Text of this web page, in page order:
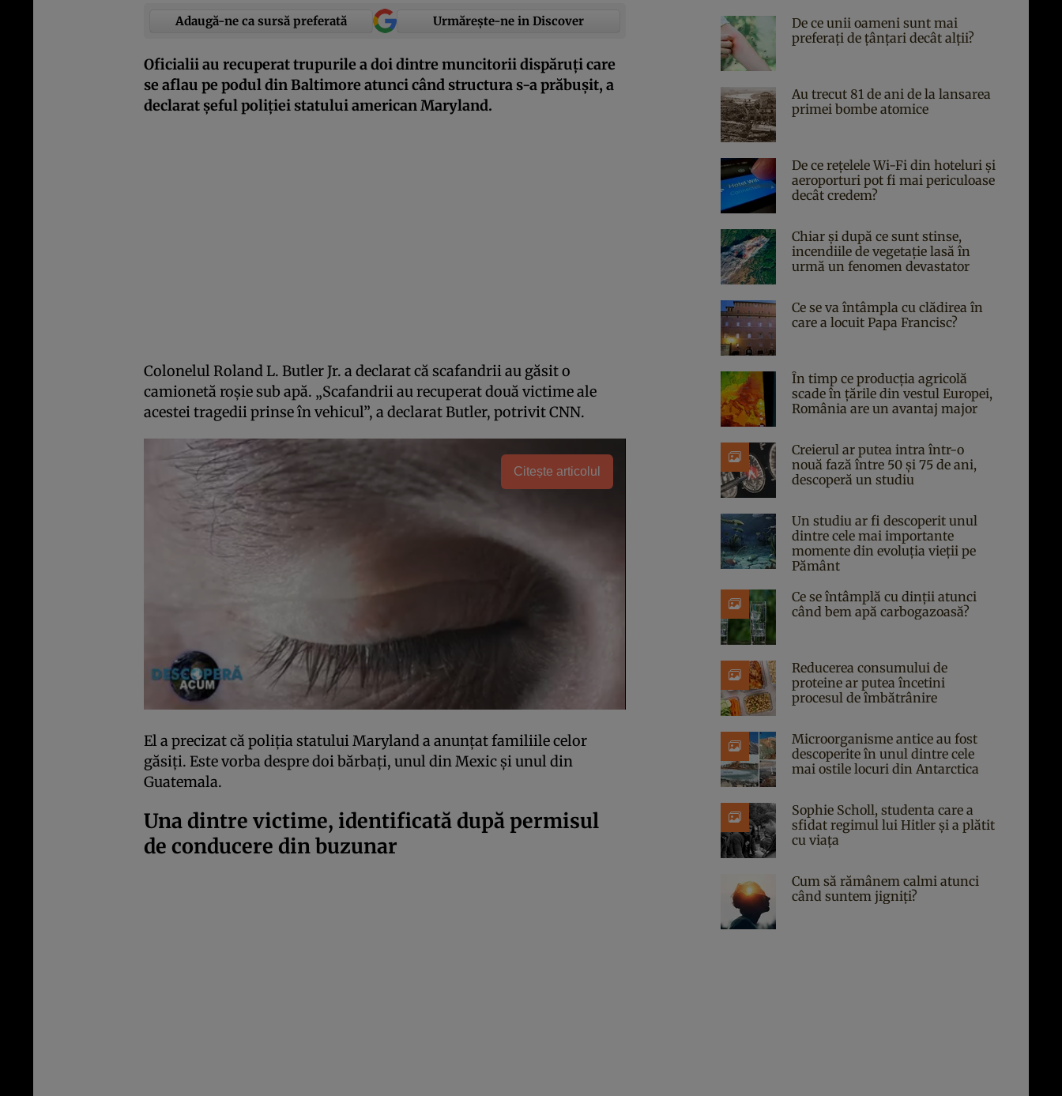
Adaugă-ne ca sursă preferată Urmărește-ne in Discover
Oficialii au recuperat trupurile a doi dintre muncitorii dispăruți care
se aflau pe podul din Baltimore atunci când structura s-a prăbușit, a
declarat șeful poliției statului american Maryland.
Colonelul Roland L. Butler Jr. a declarat că scafandrii au găsit o
camionetă roșie sub apă. „Scafandrii au recuperat două victime ale
acestei tragedii prinse în vehicul”, a declarat Butler, potrivit CNN.
Citește articolul
El a precizat că poliția statului Maryland a anunțat familiile celor
găsiți. Este vorba despre doi bărbați, unul din Mexic și unul din
Guatemala.
Una dintre victime, identificată după permisul
de conducere din buzunar
De ce unii oameni sunt mai
preferați de țânțari decât alții?
Au trecut 81 de ani de la lansarea
primei bombe atomice
De ce rețelele Wi-Fi din hoteluri și
aeroporturi pot fi mai periculoase
decât credem?
Chiar și după ce sunt stinse,
incendiile de vegetație lasă în
urmă un fenomen devastator
Ce se va întâmpla cu clădirea în
care a locuit Papa Francisc?
În timp ce producția agricolă
scade în țările din vestul Europei,
România are un avantaj major
Creierul ar putea intra într-o
nouă fază între 50 și 75 de ani,
descoperă un studiu
Un studiu ar fi descoperit unul
dintre cele mai importante
momente din evoluția vieții pe
Pământ
Ce se întâmplă cu dinții atunci
când bem apă carbogazoasă?
Reducerea consumului de
proteine ar putea încetini
procesul de îmbătrânire
Microorganisme antice au fost
descoperite în unul dintre cele
mai ostile locuri din Antarctica
Sophie Scholl, studenta care a
sfidat regimul lui Hitler și a plătit
cu viața
Cum să rămânem calmi atunci
când suntem jigniți?